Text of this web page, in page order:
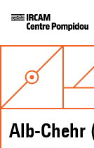
Alb-Chehr